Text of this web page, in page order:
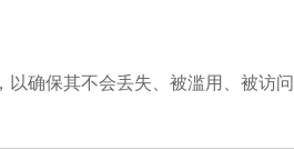
确保其不会丢失、被滥用、被访